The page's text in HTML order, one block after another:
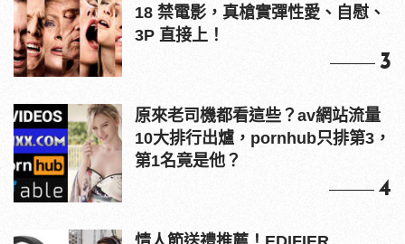
18 禁電影，真槍實彈性愛、自慰、
3P 直接上！
3
原來老司機都看這些？av網站流量
10大排行出爐，pornhub只排第3，
第1名竟是他？
4